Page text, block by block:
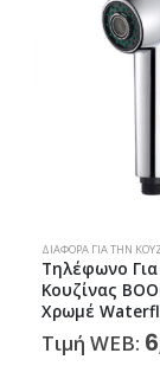
ΔΙΆΦΟΡΑ ΓΙΑ ΤΗΝ
Τηλέφωνο
Κουζίνας
Χρωμέ
Τιμή WEB: